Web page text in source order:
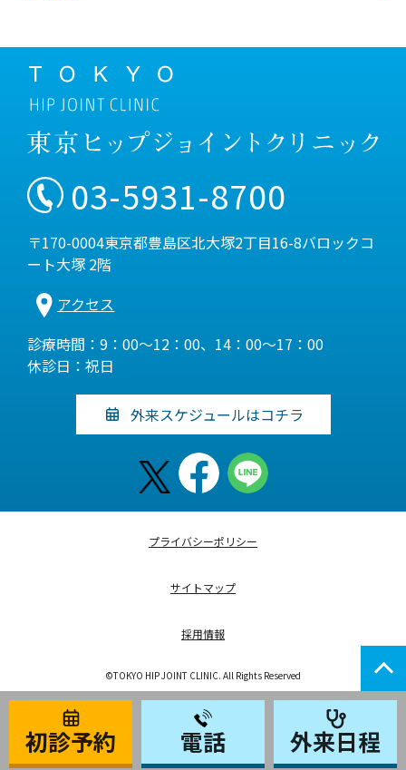
03-5931-8700
〒170-0004東京都豊島区北大塚2丁目16-8バロックコ
ート大塚 2階
アクセス
診療時間：9：00～12：00、14：00～17：00
休診日：祝日
外来スケジュールはコチラ
プライバシーポリシー
サイトマップ
採用情報
©TOKYO HIP JOINT CLINIC. All Rights Reserved
初診予約 電話 外来日程